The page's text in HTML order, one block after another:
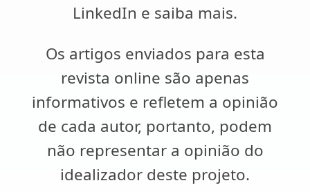
LinkedIn e saiba mais.
Os artigos enviados para esta
revista online são apenas
informativos e refletem a opinião
de cada autor, portanto, podem
não representar a opinião do
idealizador deste projeto.